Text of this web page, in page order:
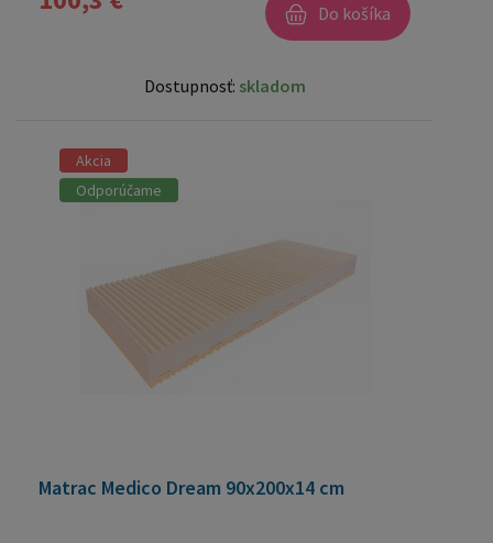
Do košíka
Dostupnosť: skladom
Akcia
Odporúčame
Matrac Medico Dream 90x200x14 cm